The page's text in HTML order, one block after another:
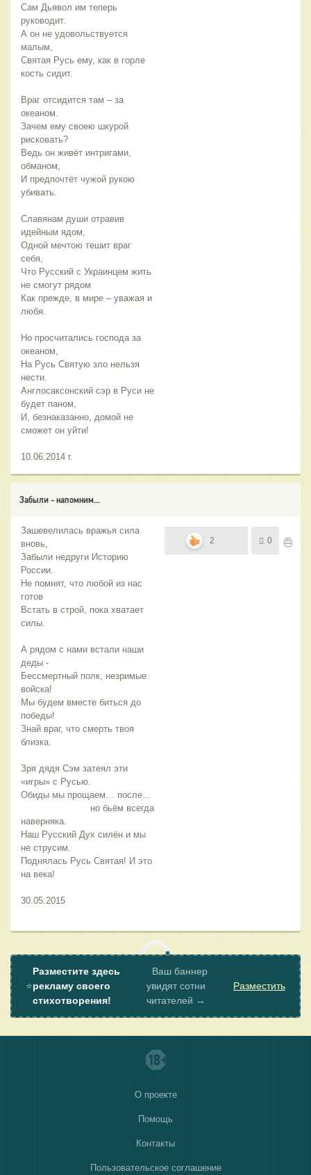
Сам Дьявол им теперь
руководит.
А он не удовольствуется
малым,
Святая Русь ему, как в горле
кость сидит.
Враг отсидится там – за
океаном.
Зачем ему своею шкурой
рисковать?
Ведь он живёт интригами,
обманом,
И предпочтёт чужой рукою
убивать.
Славянам души отравив
идейным ядом,
Одной мечтою тешит враг
себя,
Что Русский с Украинцем жить
не смогут рядом
Как прежде, в мире – уважая и
любя.
Но просчитались господа за
океаном,
На Русь Святую зло нельзя
нести.
Англосаксонский сэр в Руси не
будет паном,
И, безнаказанно, домой не
сможет он уйти!
10.06.2014 г.
Забыли - напомним...
Зашевелилась вражья сила
вновь,
Забыли недруги Историю
России.
Не помнят, что любой из нас
готов
Встать в строй, пока хватает
силы.
А рядом с нами встали наши
деды -
Бессмертный полк, незримые
войска!
Мы будем вместе биться до
победы!
Знай враг, что смерть твоя
близка.
Зря дядя Сэм затеял эти
«игры» с Русью.
Обиды мы прощаем… после…
но бьём всегда
наверняка.
Наш Русский Дух силён и мы
не струсим.
Поднялась Русь Святая! И это
на века!
30.05.2015
2 0
⭐
Разместите здесь
рекламу своего
стихотворения!
Ваш баннер
увидят сотни
читателей →
Разместить
О проекте
Помощь
Контакты
Пользовательское соглашение